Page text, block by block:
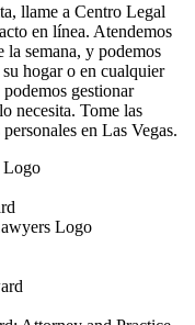
llame a Centro Legal
en línea. Atendemos
la semana, y podemos
hogar o en cualquier
gestionar
necesita. Tome las
en Las Vegas.